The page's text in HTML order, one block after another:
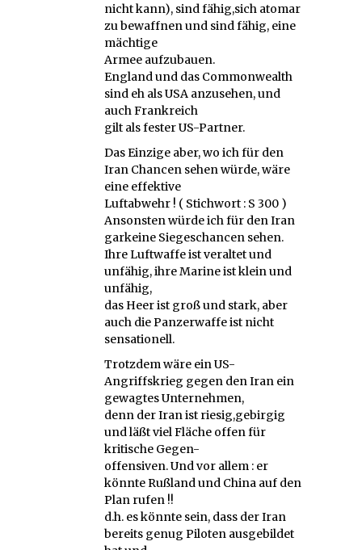
nicht kann), sind fähig,sich atomar
zu bewaffnen und sind fähig, eine
mächtige
Armee aufzubauen.
England und das Commonwealth
sind eh als USA anzusehen, und
auch Frankreich
gilt als fester US-Partner.
Das Einzige aber, wo ich für den
Iran Chancen sehen würde, wäre
eine effektive
Luftabwehr ! ( Stichwort : S 300 )
Ansonsten würde ich für den Iran
garkeine Siegeschancen sehen.
Ihre Luftwaffe ist veraltet und
unfähig, ihre Marine ist klein und
unfähig,
das Heer ist groß und stark, aber
auch die Panzerwaffe ist nicht
sensationell.
Trotzdem wäre ein US-
Angriffskrieg gegen den Iran ein
gewagtes Unternehmen,
denn der Iran ist riesig,gebirgig
und läßt viel Fläche offen für
kritische Gegen-
offensiven. Und vor allem : er
könnte Rußland und China auf den
Plan rufen !!
d.h. es könnte sein, dass der Iran
bereits genug Piloten ausgebildet